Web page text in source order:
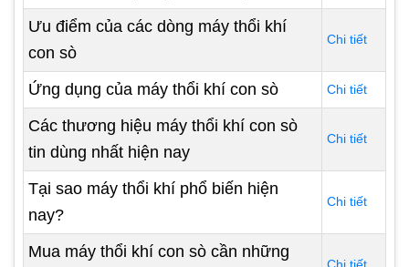
Ưu điểm của các dòng máy thổi khí
con sò
Chi tiết
Ứng dụng của máy thổi khí con sò Chi tiết
Các thương hiệu máy thổi khí con sò
tin dùng nhất hiện nay
Chi tiết
Tại sao máy thổi khí phổ biến hiện
nay?
Chi tiết
Mua máy thổi khí con sò cần những